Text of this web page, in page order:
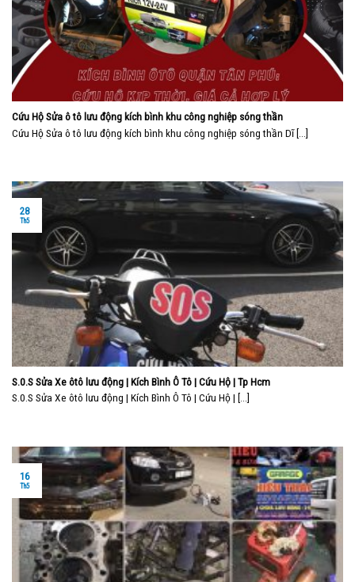
Cứu Hộ Sửa ô tô lưu động kích bình khu công nghiệp sóng thần
Cứu Hộ Sửa ô tô lưu động kích bình khu công nghiệp sóng thần Dĩ [...]
S.0.S Sửa Xe ôtô lưu động | Kích Bình Ô Tô | Cứu Hộ | Tp Hcm
S.0.S Sửa Xe ôtô lưu động | Kích Bình Ô Tô | Cứu Hộ | [...]
28
Th5
16
Th5